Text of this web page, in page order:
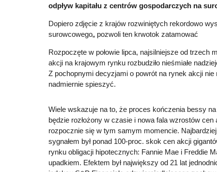
odpływ kapitału z centrów gospodarczych na
Dopiero zdjęcie z krajów rozwiniętych rekordowo
surowcowego„ pozwoli ten krwotok zatamować
Rozpoczęte w połowie lipca, najsilniejsze od trzech
akcji na krajowym rynku rozbudziło nieśmiałe
Z pochopnymi decyzjami o powrót na rynek akcji nie
nadmiernie spieszyć.
Wiele wskazuje na to, że proces kończenia bessy
będzie rozłożony w czasie i nowa fala wzrostów
rozpocznie się w tym samym momencie.
sygnałem był ponad 100-proc. skok cen akcji
rynku obligacji hipotecznych: Fannie Mae i Freddie
upadkiem. Efektem był największy od 21 lat